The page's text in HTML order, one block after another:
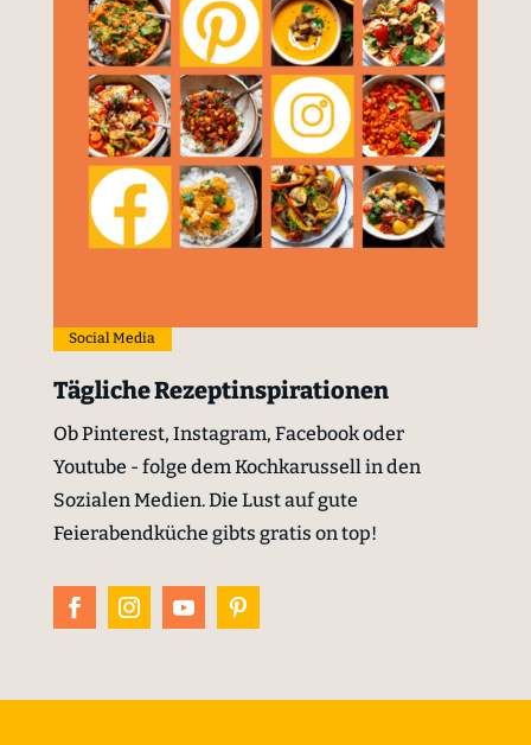
Social Media
Tägliche Rezeptinspirationen
Ob Pinterest, Instagram, Facebook oder
Youtube - folge dem Kochkarussell in den
Sozialen Medien. Die Lust auf gute
Feierabendküche gibts gratis on top!